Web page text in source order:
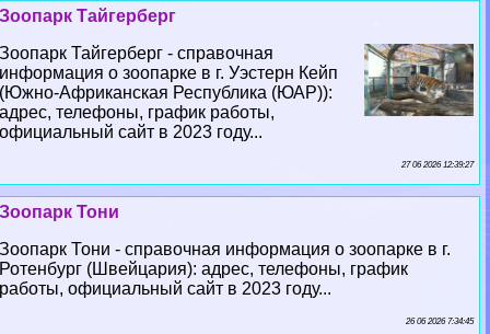
Зоопарк Тайгерберг
Зоопарк Тайгерберг - справочная
информация о зоопарке в г. Уэстерн Кейп
(Южно-Африканская Республика (ЮАР)):
адрес, телефоны, график работы,
официальный сайт в 2023 году...
27 06 2026 12:39:27
Зоопарк Тони
Зоопарк Тони - справочная информация о зоопарке в г.
Ротенбург (Швейцария): адрес, телефоны, график
работы, официальный сайт в 2023 году...
26 06 2026 7:34:45